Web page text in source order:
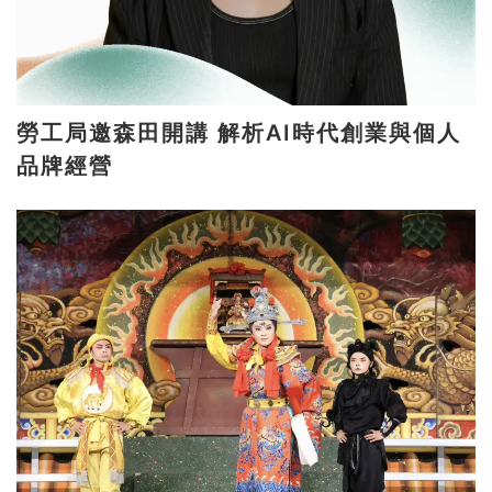
勞工局邀森田開講 解析AI時代創業與個人
品牌經營